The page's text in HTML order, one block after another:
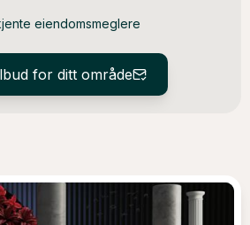
eiendomsmeglere
for ditt område